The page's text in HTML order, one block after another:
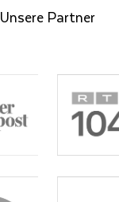
Unsere Partner